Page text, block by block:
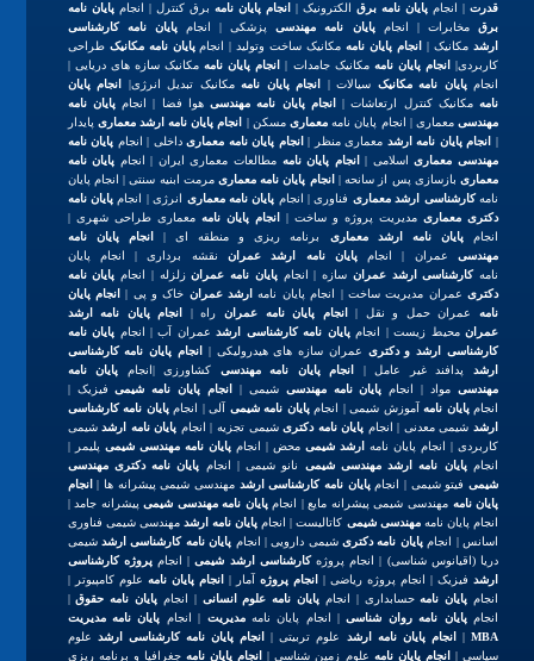
قدرت| انجامپایان نامه برق الکترونیک | انجام پایان نامه برق کنترل | انجامپایان نامه
برقمخابرات | انجامپایان نامه مهندسیپزشکی | انجامپایان نامه کارشناسی
ارشدمکانیک | انجام پایان نامهمکانیک ساخت وتولید | انجامپایان نامه مکانیک طراحی
کاربردی|
انجام پایان نامه مکانیک جامدات | انجام پایان نامهمکانیک سازه های دریایی |
انجامپایان نامه مکانیک سیالات | انجام پایان نامهمکانیک تبدیل انرژی|
انجام پایان
نامهمکانیک کنترل ارتعاشات | انجام پایان نامه مهندسیهوا فضا | انجامپایان نامه
مهندسیمعماری | انجام پایان نامه معماری مسکن | انجام پایان نامه ارشد معماری پایدار
|
انجام پایان نامه ارشد معماری منظر | انجام پایان نامه معماریداخلی | انجام پایان نامه
مهندسی معماریاسلامی | انجام پایان نامه مطالعات معماری ایران | انجام پایان نامه
معماریبازسازی پس از سانحه | انجام پایان نامه معماری مرمت ابنیه سنتی | انجام پایان
نامهکارشناسی ارشد معماری فناوری | انجام پایان نامه معماری انرژی | انجام پایان نامه
دکتری معماری مدیریت پروژه و ساخت | انجام پایان نامه معماری طراحی شهری |
انجامپایان نامه ارشد معماری برنامه ریزی و منطقه ای |
انجام پایان نامه
مهندسی عمران | انجامپایان نامه ارشد عمراننقشه برداری | انجام پایان
نامهکارشناسی ارشد عمران سازه | انجامپایان نامه عمرانزلزله | انجام پایان نامه
دکتریعمران مدیریت ساخت | انجام پایان نامه ارشد عمران خاک و پی |
انجام پایان
نامهعمران حمل و نقل | انجام پایان نامه عمران راه |
انجام پایان نامه ارشد
عمرانمحیط زیست | انجامپایان نامه کارشناسی ارشدعمران آب | انجام پایان نامه
کارشناسی ارشد و دکتری عمران سازه های هیدرولیکی |
انجام پایان نامه کارشناسی
ارشد پدافند غیر عامل | انجام پایان نامه مهندسی کشاورزی |انجام پایان نامه
مهندسیمواد | انجام پایان نامه مهندسی شیمی | انجام پایان نامه شیمیفیزیک |
انجامپایان نامهآموزش شیمی | انجامپایان نامه شیمی آلی | انجامپایان نامه کارشناسی
ارشدشیمی معدنی | انجام پایان نامه دکتریشیمی تجزیه | انجام پایان نامه ارشدشیمی
کاربردی | انجام پایان نامه
ارشد شیمی محض | انجامپایان نامه مهندسی شیمی پلیمر |
انجامپایان نامه ارشد مهندسی شیمی نانو شیمی | انجام پایان نامه دکتری مهندسی
شیمیفیتو شیمی | انجامپایان نامه کارشناسی ارشد مهندسی شیمی پیشرانه ها | انجام
پایان نامه مهندسی شیمی پیشرانه مایع | انجامپایان نامه مهندسی شیمیپیشرانه جامد |
انجام پایان نامهمهندسی شیمی کاتالیست | انجام پایان نامه ارشد مهندسی شیمی فناوری
اسانس | انجامپایان نامه دکتریشیمی دارویی | انجام پایان نامه کارشناسی ارشدشیمی
دریا (اقیانوس شناسی) | انجام پروژهکارشناسی ارشد شیمی| انجامپروژه کارشناسی
ارشدفیزیک | انجام پروژه ریاضی | انجام پروژه آمار | انجام پایان نامه علوم کامپیوتر |
انجام پایان نامهحسابداری | انجام پایان نامه علوم انسانی | انجام پایان نامه حقوق|
انجامپایان نامه روان شناسی| انجام پایان نامهمدیریت | انجام پایان نامه مدیریت
MBA
| انجام پایان نامه ارشد علوم تربیتی | انجام پایان نامه کارشناسی ارشد علوم
سیاسی |
انجام پایان نامه علوم زمین شناسی | انجام پایان نامه جغرافیا و برنامه ریزی